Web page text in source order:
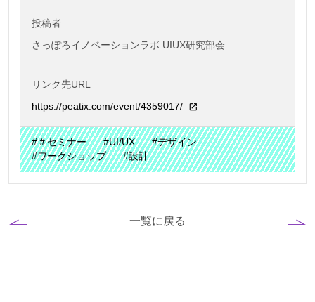
投稿者
さっぽろイノベーションラボ UIUX研究部会
リンク先URL
https://peatix.com/event/4359017/
#＃セミナー #UI/UX
#デザイン
#ワークショップ
#設計
一覧に戻る